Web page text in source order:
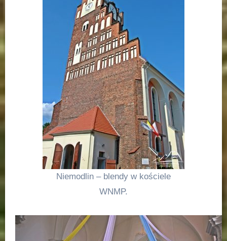
Niemodlin – blendy w kościele
WNMP.